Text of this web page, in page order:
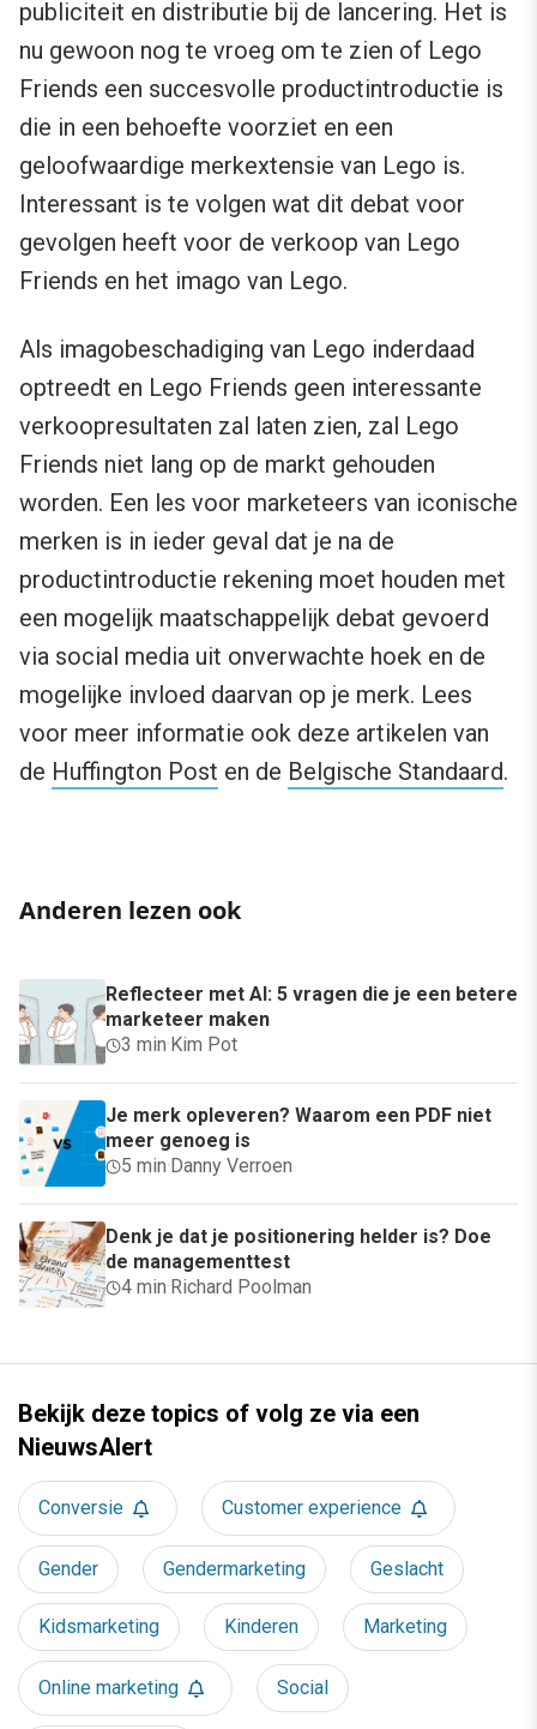
publiciteit en distributie bij de lancering. Het is
nu gewoon nog te vroeg om te zien of Lego
Friends een succesvolle productintroductie is
die in een behoefte voorziet en een
geloofwaardige merkextensie van Lego is.
Interessant is te volgen wat dit debat voor
gevolgen heeft voor de verkoop van Lego
Friends en het imago van Lego.
Als imagobeschadiging van Lego inderdaad
optreedt en Lego Friends geen interessante
verkoopresultaten zal laten zien, zal Lego
Friends niet lang op de markt gehouden
worden. Een les voor marketeers van iconische
merken is in ieder geval dat je na de
productintroductie rekening moet houden met
een mogelijk maatschappelijk debat gevoerd
via social media uit onverwachte hoek en de
mogelijke invloed daarvan op je merk. Lees
voor meer informatie ook deze artikelen van
de Huffington Post en de Belgische Standaard.
Anderen lezen ook
Reflecteer met AI: 5 vragen die je een betere
marketeer maken
3 min· Kim Pot
Je merk opleveren? Waarom een PDF niet
meer genoeg is
5 min· Danny Verroen
Denk je dat je positionering helder is? Doe
de managementtest
4 min· Richard Poolman
Bekijk deze topics of volg ze via een
NieuwsAlert
Conversie Customer experience
Gender Gendermarketing Geslacht
Kidsmarketing Kinderen Marketing
Online marketing Social